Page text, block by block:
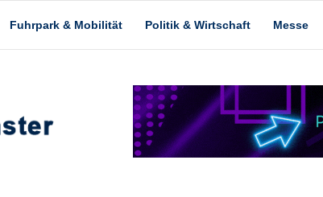
Fuhrpark & Mobilität Politik & Wirtschaft Messe